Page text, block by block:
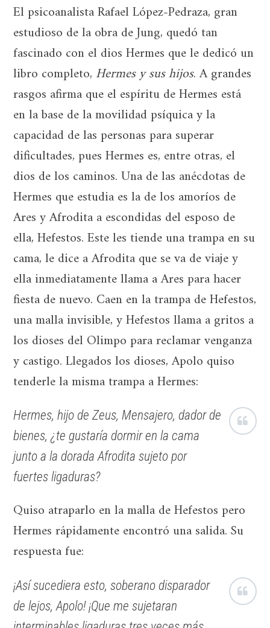
El psicoanalista Rafael López-Pedraza, gran
estudioso de la obra de Jung, quedó tan
fascinado con el dios Hermes que le dedicó un
libro completo, Hermes y sus hijos. A grandes
rasgos afirma que el espíritu de Hermes está
en la base de la movilidad psíquica y la
capacidad de las personas para superar
dificultades, pues Hermes es, entre otras, el
dios de los caminos. Una de las anécdotas de
Hermes que estudia es la de los amoríos de
Ares y Afrodita a escondidas del esposo de
ella, Hefestos. Este les tiende una trampa en su
cama, le dice a Afrodita que se va de viaje y
ella inmediatamente llama a Ares para hacer
fiesta de nuevo. Caen en la trampa de Hefestos,
una malla invisible, y Hefestos llama a gritos a
los dioses del Olimpo para reclamar venganza
y castigo. Llegados los dioses, Apolo quiso
tenderle la misma trampa a Hermes:
Hermes, hijo de Zeus, Mensajero, dador de
bienes, ¿te gustaría dormir en la cama
junto a la dorada Afrodita sujeto por
fuertes ligaduras?
Quiso atraparlo en la malla de Hefestos pero
Hermes rápidamente encontró una salida. Su
respuesta fue:
¡Así sucediera esto, soberano disparador
de lejos, Apolo! ¡Que me sujetaran